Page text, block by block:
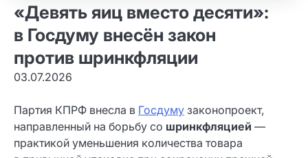
«Девять яиц вместо десяти»:
в Госдуму внесён закон
против шринкфляции
03.07.2026
Партия КПРФ внесла в Госдуму законопроект,
направленный на борьбу со шринкфляцией —
практикой уменьшения количества товара